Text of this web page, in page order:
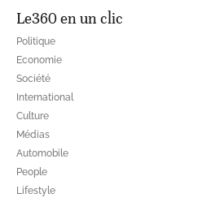
Le360 en un clic
Politique
Economie
Société
International
Culture
Médias
Automobile
People
Lifestyle